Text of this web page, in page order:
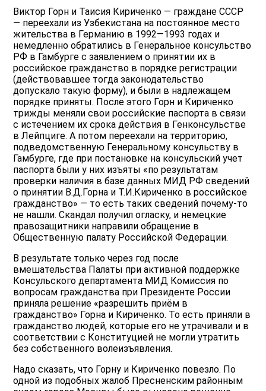
Виктор Горн и Таисия Кириченко — граждане СССР
— переехали из Узбекистана на постоянное место
жительства в Германию в 1992—1993 годах и
немедленно обратились в Генеральное консульство
РФ в Гамбурге с заявлением о принятии их в
российское гражданство в порядке регистрации
(действовавшее тогда законодательство
допускало такую форму), и были в надлежащем
порядке приняты. После этого Горн и Кириченко
трижды меняли свои российские паспорта в связи
с истечением их срока действия в Генконсульстве
в Лейпциге. А потом переехали на территорию,
подведомственную Генеральному консульству в
Гамбурге, где при постановке на консульский учет
паспорта были у них изъяты «по результатам
проверки наличия в базе данных МИД РФ сведений
о принятии В.Д.Горна и Т.И.Кириченко в российское
гражданство» — то есть таких сведений почему-то
не нашли. Скандал получил огласку, и немецкие
правозащитники направили обращение в
Общественную палату Российской Федерации.
В результате только через год после
вмешательства Палаты при активной поддержке
Консульского департамента МИД Комиссия по
вопросам гражданства при Президенте России
приняла решение «разрешить приём в
гражданство» Горна и Кириченко. То есть приняли в
гражданство людей, которые его не утрачивали и в
соответствии с Конституцией не могли утратить
без собственного волеизъявления.
Надо сказать, что Горну и Кириченко повезло. По
одной из подобных жалоб Пресненским районным